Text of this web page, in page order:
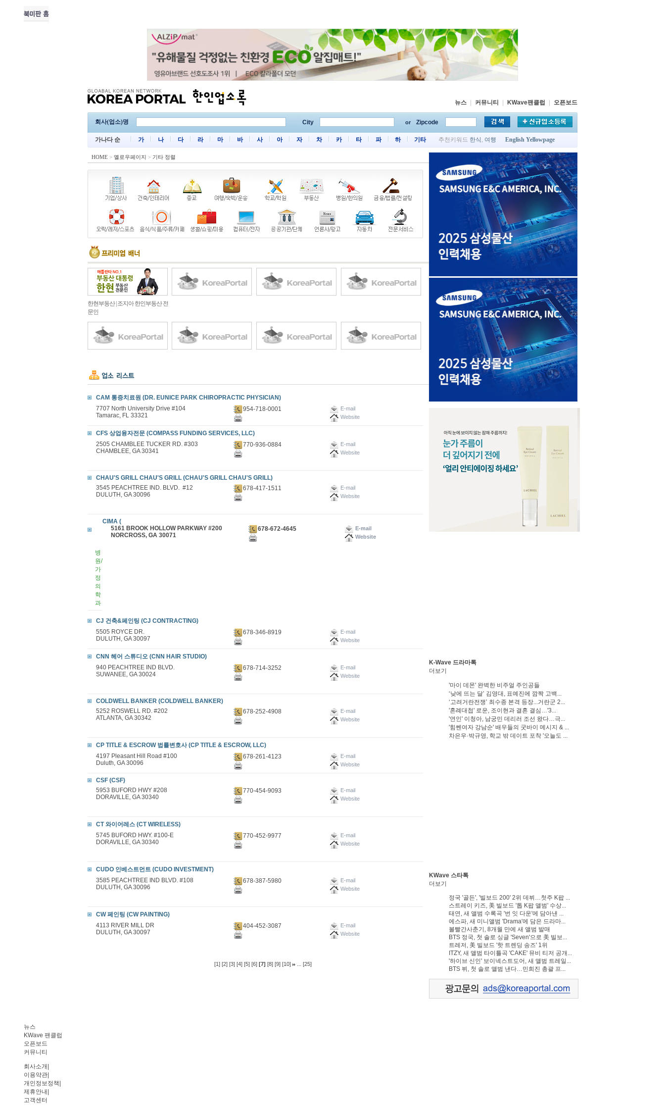
뉴스 커뮤니티 KWave팬클럽 오픈보드
회사(업소)명 City or Zipcode
가나다 순 가 나 다 라 마 바 사 아 자 차 카 타 파 하 기타 추천키워드 한식 , 여행 English Yellowpage
HOME > 옐로우페이지 > 기타 정렬
한현부동산 | 조지아 한인부동산 전
문인
CAM 통증치료원 (DR. EUNICE PARK CHIROPRACTIC PHYSICIAN)
7707 North University Drive #104
Tamarac, FL 33321
954-718-0001
E-mail
Website
CFS 상업융자전문 (COMPASS FUNDING SERVICES, LLC)
2505 CHAMBLEE TUCKER RD. #303
CHAMBLEE, GA 30341
770-936-0884
E-mail
Website
CHAU'S GRILL CHAU'S GRILL (CHAU'S GRILL CHAU'S GRILL)
3545 PEACHTREE IND. BLVD. #12
DULUTH, GA 30096
678-417-1511
E-mail
Website
CIMA (
5161 BROOK HOLLOW PARKWAY #200
NORCROSS, GA 30071
678-672-4645
E-mail
Website
병
원/
가
정
의
학
과
CJ 건축&페인팅 (CJ CONTRACTING)
5505 ROYCE DR.
DULUTH, GA 30097
678-346-8919
E-mail
Website
CNN 헤어 스튜디오 (CNN HAIR STUDIO)
940 PEACHTREE IND BLVD.
SUWANEE, GA 30024
678-714-3252
E-mail
Website
COLDWELL BANKER (COLDWELL BANKER)
5252 ROSWELL RD. #202
ATLANTA, GA 30342
678-252-4908
E-mail
Website
CP TITLE & ESCROW 법률변호사 (CP TITLE & ESCROW, LLC)
4197 Pleasant Hill Road #100
Duluth, GA 30096
678-261-4123
E-mail
Website
CSF (CSF)
5953 BUFORD HWY #208
DORAVILLE, GA 30340
770-454-9093
E-mail
Website
CT 와이어레스 (CT WIRELESS)
5745 BUFORD HWY. #100-E
DORAVILLE, GA 30340
770-452-9977
E-mail
Website
CUDO 인베스트먼트 (CUDO INVESTMENT)
3585 PEACHTREE IND BLVD. #108
DULUTH, GA 30096
678-387-5980
E-mail
Website
CW 페인팅 (CW PAINTING)
4113 RIVER MILL DR
DULUTH, GA 30097
404-452-3087
E-mail
Website
[1] [2] [3] [4] [5] [6] [7] [8] [9] [10] ... [25]
K-Wave 드라마톡
더보기
'마이 데몬' 완벽한 비주얼 주인공들
‘낮에 뜨는 달’ 김영대, 표예진에 깜짝 고백...
‘고려거란전쟁’ 최수종 본격 등장...거란군 2...
'혼례대첩' 로운, 조이현과 결혼 결심…'3...
'연인' 이청아, 남궁민 데리러 조선 왔다…극...
'힘쎈여자 강남순' 배우들의 굿바이 메시지 & ...
차은우·박규영, 학교 밖 데이트 포착 '오늘도 ...
KWave 스타톡
더보기
정국 '골든', '빌보드 200' 2위 데뷔…첫주 K팝 ...
스트레이 키즈, 美 빌보드 '톱 K팝 앨범' 수상...
태연, 새 앨범 수록곡 '번 잇 다운'에 담아낸 ...
에스파, 새 미니앨범 'Drama'에 담은 드라마...
볼빨간사춘기, 8개월 만에 새 앨범 발매
BTS 정국, 첫 솔로 싱글 'Seven'으로 美 빌보...
트레저, 美 빌보드 '핫 트렌딩 송즈' 1위
ITZY, 새 앨범 타이틀곡 'CAKE' 뮤비 티저 공개...
'하이브 신인' 보이넥스트도어, 새 앨범 트레일...
BTS 뷔, 첫 솔로 앨범 낸다…민희진 총괄 프...
뉴스
KWave 팬클럽
오픈보드
커뮤니티
회사소개
이용약관
개인정보정책
제휴안내
고객센터